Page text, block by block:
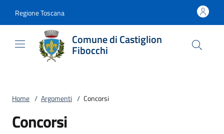
Regione Toscana
Comune di Castiglion
Fibocchi
Home / Argomenti / Concorsi
Concorsi